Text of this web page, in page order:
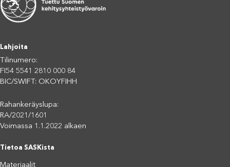
Lahjoita
Tilinumero:
FI54 5541 2810 000 84
BIC/SWIFT: OKOYFIHH
Rahankeräyslupa:
RA/2021/1601
Voimassa 1.1.2022 alkaen
Tietoa SASKista
Materiaalit